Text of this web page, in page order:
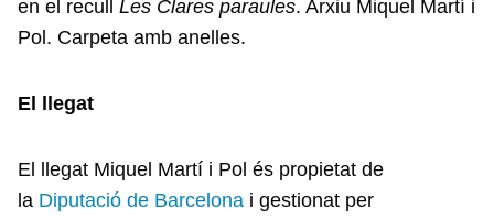
en el recull Les Clares paraules. Arxiu Miquel Martí i
Pol. Carpeta amb anelles.
El llegat
El llegat Miquel Martí i Pol és propietat de
la Diputació de Barcelona i gestionat per